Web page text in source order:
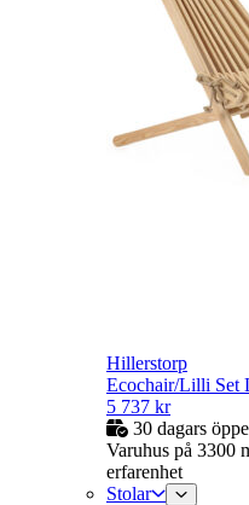
Hillerstorp
Ecochair/Lilli Set
5 737 kr
30 dagars
Varuhus på 3300
erfarenhet
Stolar